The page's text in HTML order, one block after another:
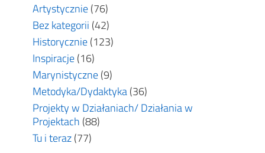
Artystycznie(76)
Bez kategorii (42)
Historycznie(123)
Inspiracje(16)
Marynistyczne(9)
Metodyka/Dydaktyka(36)
Projekty w Działaniach/ Działania w
Projektach (88)
Tu i teraz(77)